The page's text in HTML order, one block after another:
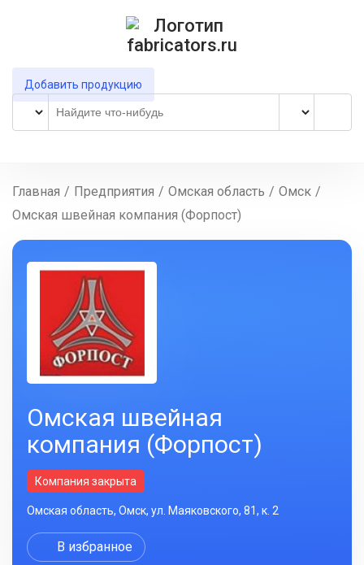
Добавить продукцию
Главная / Предприятия / Омская область / Омск /
Омская швейная компания (Форпост)
Омская швейная
компания (Форпост)
Компания закрыта
Омская область, Омск, ул. Маяковского, 81, к. 2
В избранное